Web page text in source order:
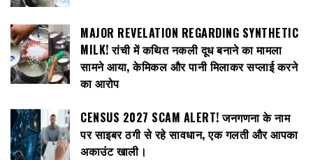
MAJOR REVELATION REGARDING SYNTHETIC
MILK! रांची में कथित नकली दूध बनाने का मामला
सामने आया, केमिकल और पानी मिलाकर सप्लाई करने
का आरोप
CENSUS 2027 SCAM ALERT! जनगणना के नाम
पर साइबर ठगी से रहे सावधान, एक गलती और आपका
अकाउंट खाली।